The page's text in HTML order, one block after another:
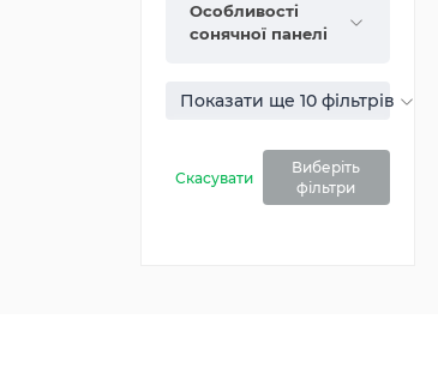
Особливості
сонячної панелі
Показати ще 10 фільтрів
Скасувати
Виберіть
фільтри